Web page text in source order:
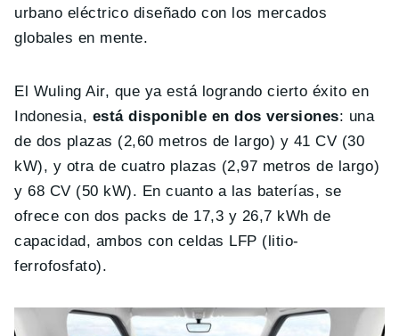
urbano eléctrico diseñado con los mercados
globales en mente.
El Wuling Air, que ya está logrando cierto éxito en
Indonesia, está disponible en dos versiones: una
de dos plazas (2,60 metros de largo) y 41 CV (30
kW), y otra de cuatro plazas (2,97 metros de largo)
y 68 CV (50 kW). En cuanto a las baterías, se
ofrece con dos packs de 17,3 y 26,7 kWh de
capacidad, ambos con celdas LFP (litio-
ferrofosfato).